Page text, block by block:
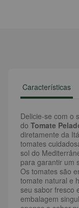
Características
Delicie-se com o
do Tomate
diretamente da
tomates
sol do
para garantir um
Os tomates são
tomate natural e
seu sabor fresco
embalagem